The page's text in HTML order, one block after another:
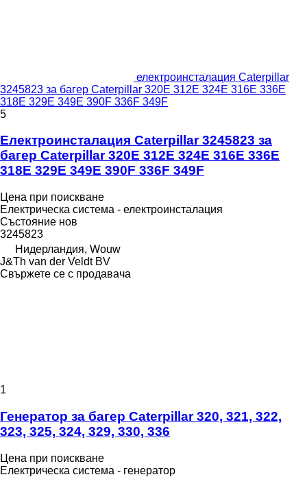
електроинсталация Caterpillar
3245823 за багер Caterpillar 320E 312E 324E 316E 336E
318E 329E 349E 390F 336F 349F
5
Електроинсталация Caterpillar 3245823 за
багер Caterpillar 320E 312E 324E 316E 336E
318E 329E 349E 390F 336F 349F
Цена при поискване
Електрическа система - електроинсталация
Състояние нов
3245823
Нидерландия, Wouw
J&Th van der Veldt BV
Свържете се с продавача
1
Генератор за багер Caterpillar 320, 321, 322,
323, 325, 324, 329, 330, 336
Цена при поискване
Електрическа система - генератор